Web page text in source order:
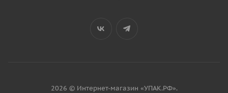
2026 © Интернет-магазин «УПАК.РФ».